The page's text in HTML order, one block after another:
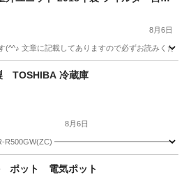
円
8月6日
(^^♪ 文章に記載してありますので必ずお読みく
季節、空調家電
TOSHIBA 冷蔵庫
8月6日
R500GW(ZC)
場所
ポット 電気ポット